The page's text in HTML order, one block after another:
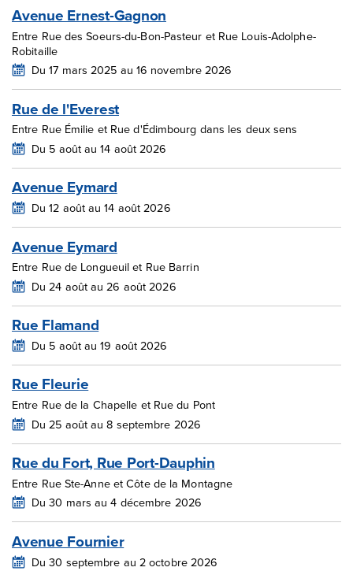
Avenue Ernest-Gagnon
Entre Rue des Soeurs-du-Bon-Pasteur et Rue Louis-Adolphe-
Robitaille
Du 17 mars 2025 au 16 novembre 2026
Rue de l'Everest
Entre Rue Émilie et Rue d'Édimbourg dans les deux sens
Du 5 août au 14 août 2026
Avenue Eymard
Du 12 août au 14 août 2026
Avenue Eymard
Entre Rue de Longueuil et Rue Barrin
Du 24 août au 26 août 2026
Rue Flamand
Du 5 août au 19 août 2026
Rue Fleurie
Entre Rue de la Chapelle et Rue du Pont
Du 25 août au 8 septembre 2026
Rue du Fort, Rue Port-Dauphin
Entre Rue Ste-Anne et Côte de la Montagne
Du 30 mars au 4 décembre 2026
Avenue Fournier
Du 30 septembre au 2 octobre 2026